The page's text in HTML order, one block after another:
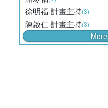
徐明福-計畫主持(3)
陳啟仁-計畫主持(3)
More